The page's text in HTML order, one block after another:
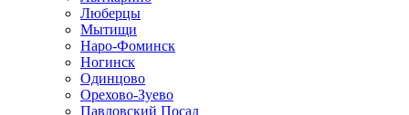
Люберцы
Мытищи
Наро-Фоминск
Ногинск
Одинцово
Орехово-Зуево
Павловский Посад